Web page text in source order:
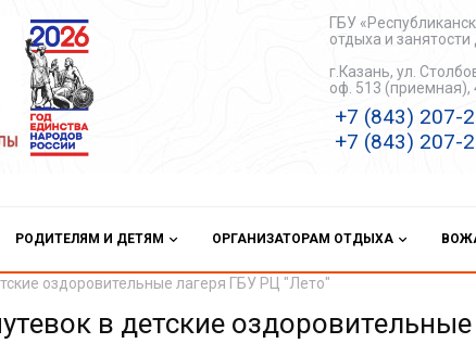
ГБУ
отдыха и
г.Казань, ул.
оф. 513 (приемная),
+7 (843) 207-
+7 (843) 207-
РОДИТЕЛЯМ И ДЕТЯМ ОРГАНИЗАТОРАМ ОТДЫХА
оздоровительные лагеря ГБУ РЦ "Лето"
в детские